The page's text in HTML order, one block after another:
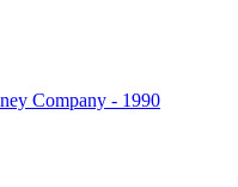
Company - 1990